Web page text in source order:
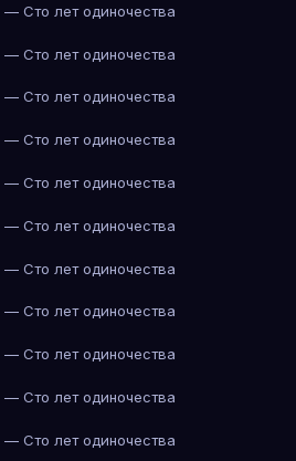
Сто лет одиночества
Сто лет одиночества
Сто лет одиночества
Сто лет одиночества
Сто лет одиночества
Сто лет одиночества
Сто лет одиночества
Сто лет одиночества
Сто лет одиночества
Сто лет одиночества
Сто лет одиночества